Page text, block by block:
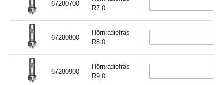
67280700
R7.0
67280800
Hörnradiefräs
R8.0
67280900
Hörnradiefräs
R9.0